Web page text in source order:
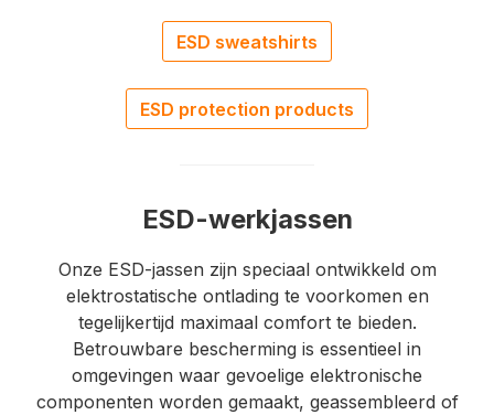
ESD sweatshirts
ESD protection products
ESD-werkjassen
Onze ESD-jassen zijn speciaal ontwikkeld om
elektrostatische ontlading te voorkomen en
tegelijkertijd maximaal comfort te bieden.
Betrouwbare bescherming is essentieel in
omgevingen waar gevoelige elektronische
componenten worden gemaakt, geassembleerd of